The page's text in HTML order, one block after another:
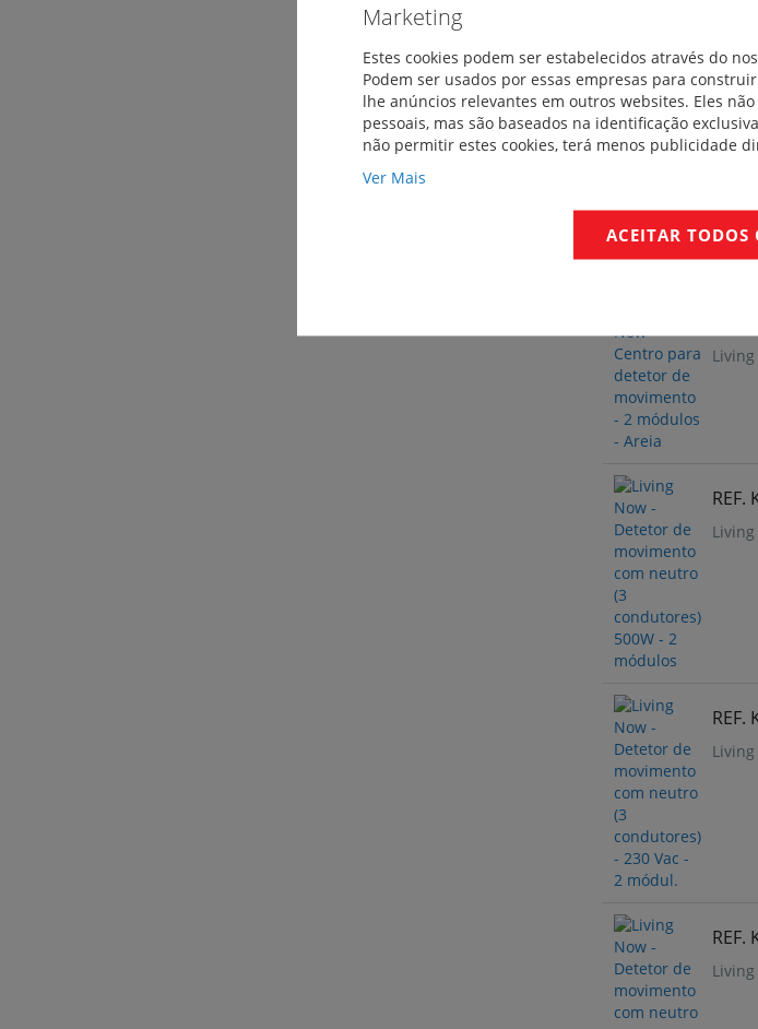
REF.
REF.
REF.
REF.
Marketing
Estes cookies podem ser estabelecidos através do
Podem ser usados por essas empresas para
lhe anúncios relevantes em outros websites. Eles
pessoais, mas são baseados na identificação
não permitir estes cookies, terá menos publicidade
Ver Mais
ACEITAR TODOS